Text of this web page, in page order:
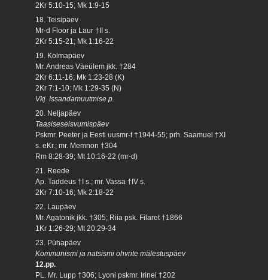
2Kr 5:10-15; Mk 1:9-15
18. Teisipäev
Mr-d Floor ja Laur †II s.
2Kr 5:15-21; Mk 1:16-22
19. Kolmapäev
Mr. Andreas Väeülem jkk. †284
2Kr 6:11-16; Mk 1:23-28 (K)
2Kr 7:1-10; Mk 1:29-35 (N)
Vkj. Issandamuutmise p.
20. Neljapäev
Taasiseseisvumispäev
Pskmr. Peeter ja Eesti uusmr-t †1944-55; prh. Saamuel †XI
s. eKr.; mr. Memnon †304
Rm 8:28-39; Mt 10:16-22 (mr-d)
21. Reede
Ap. Taddeus †I s.; mr. Vassa †IV s.
2Kr 7:10-16; Mk 2:18-22
22. Laupäev
Mr. Agatonik jkk. †305; Riia psk. Filaret †1866
1Kr 1:26-29; Mt 20:29-34
23. Pühapäev
Kommunismi ja natsismi ohvrite mälestuspäev
12.pp.
PL. Mr. Lupp †306; Lyoni pskmr. Irinei †202